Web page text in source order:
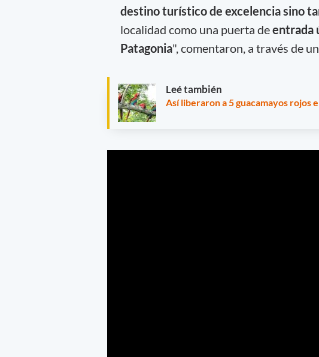
destino turístico de excelencia sino
localidad como una puerta deentrada
Patagonia", comentaron, a través de
Leé también
Así liberaron a 5 guacamayos rojos